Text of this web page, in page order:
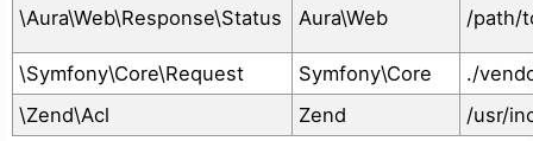
\Aura\Web\Response\Status Aura\Web /path/
\Symfony\Core\Request Symfony\Core
./
\Zend\Acl
Zend /usr/